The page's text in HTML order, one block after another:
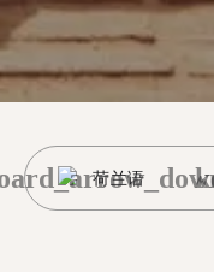
荷兰语